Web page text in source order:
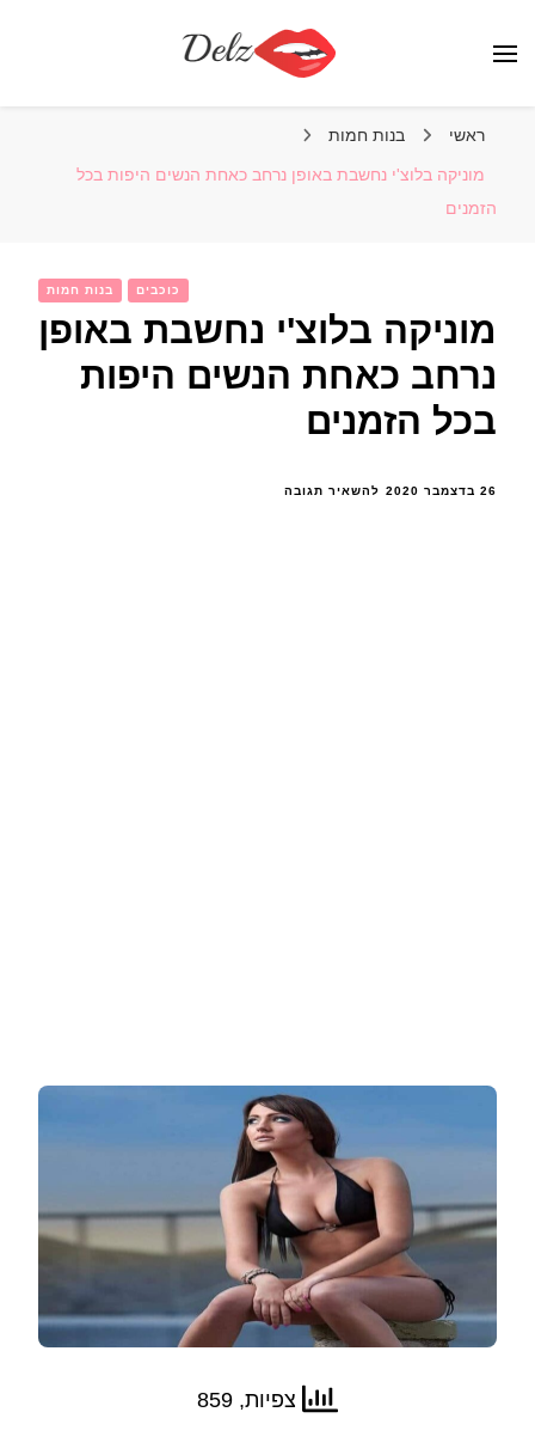
ראשי בנות חמות
מוניקה בלוצ'י נחשבת באופן נרחב כאחת הנשים היפות בכל
הזמנים
בנות חמות כוכבים
מוניקה בלוצ'י נחשבת באופן
נרחב כאחת הנשים היפות
בכל הזמנים
26 בדצמבר 2020 להשאיר תגובהבנושא
צפיות, 859